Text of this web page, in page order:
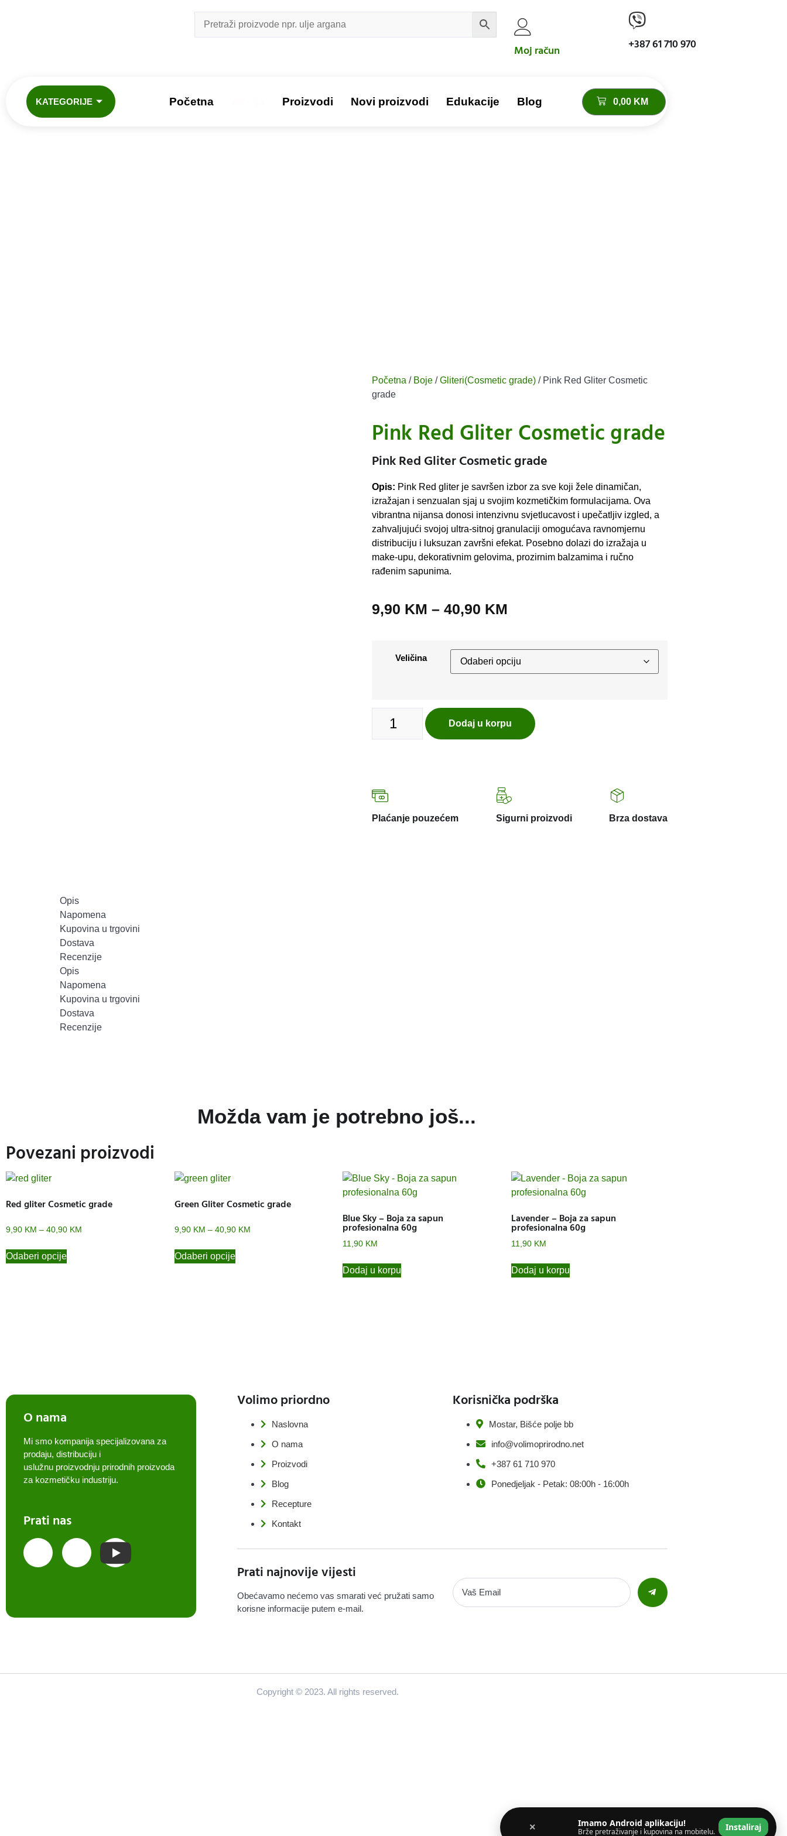
Moj račun +387 61 710 970
KATEGORIJE Početna Proizvodi Novi proizvodi Edukacije Blog 0,00 KM
Početna / Boje /Gliteri(Cosmetic grade) / Pink Red Gliter Cosmetic
grade
Pink Red Gliter Cosmetic grade
Pink Red Gliter Cosmetic grade
Opis: Pink Red gliter je savršen izbor za sve koji žele dinamičan,
izražajan i senzualan sjaj u svojim kozmetičkim formulacijama. Ova
vibrantna nijansa donosi intenzivnu svjetlucavost i upečatljiv izgled, a
zahvaljujući svojoj ultra-sitnoj granulaciji omogućava ravnomjernu
distribuciju i luksuzan završni efekat. Posebno dolazi do izražaja u
make-upu, dekorativnim gelovima, prozirnim balzamima i ručno
rađenim sapunima.
9,90 KM – 40,90 KM
Veličina
Dodaj u korpu
Plaćanje pouzećem Sigurni proizvodi Brza dostava
Opis
Napomena
Kupovina u trgovini
Dostava
Recenzije
Opis
Napomena
Kupovina u trgovini
Dostava
Recenzije
Možda vam je potrebno još...
Povezani proizvodi
Red gliter Cosmetic grade
9,90 KM – 40,90 KM
Odaberi opcije
Green Gliter Cosmetic grade
9,90 KM – 40,90 KM
Odaberi opcije
Blue Sky – Boja za sapun
profesionalna 60g
11,90 KM
Dodaj u korpu
Lavender – Boja za sapun
profesionalna 60g
11,90 KM
Dodaj u korpu
O nama
Mi smo kompanija specijalizovana za
prodaju, distribuciju i
uslužnu proizvodnju prirodnih proizvoda
za kozmetičku industriju.
Prati nas
Volimo priordno
Naslovna
O nama
Proizvodi
Blog
Recepture
Kontakt
Korisnička podrška
Mostar, Bišće polje bb
info@volimoprirodno.net
+387 61 710 970
Ponedjeljak - Petak: 08:00h - 16:00h
Prati najnovije vijesti
Obećavamo nećemo vas smarati već pružati samo
korisne informacije putem e-mail.
Copyright © 2023. All rights reserved.
× Imamo Android aplikaciju!
Brže pretraživanje i kupovina na mobitelu. Instaliraj